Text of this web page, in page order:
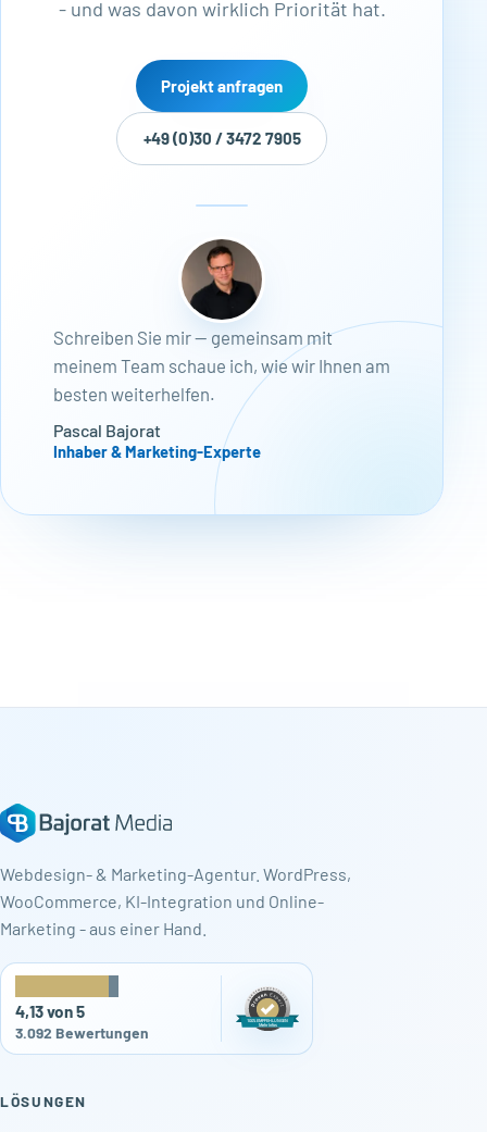
- und was davon wirklich Priorität hat.
Projekt anfragen
+49 (0)30 / 3472 7905
Schreiben Sie mir — gemeinsam mit
meinem Team schaue ich, wie wir Ihnen am
besten weiterhelfen.
Pascal Bajorat
Inhaber & Marketing-Experte
Webdesign- & Marketing-Agentur. WordPress,
WooCommerce, KI-Integration und Online-
Marketing - aus einer Hand.
4,13 von 5
3.092 Bewertungen
LÖSUNGEN